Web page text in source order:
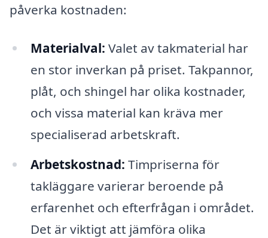
påverka kostnaden:
Materialval: Valet av takmaterial har
en stor inverkan på priset. Takpannor,
plåt, och shingel har olika kostnader,
och vissa material kan kräva mer
specialiserad arbetskraft.
Arbetskostnad: Timpriserna för
takläggare varierar beroende på
erfarenhet och efterfrågan i området.
Det är viktigt att jämföra olika